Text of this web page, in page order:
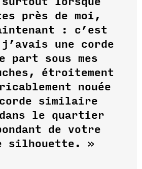
lorsque
près de moi,
: c’est
j’avais une corde
part sous mes
étroitement
nouée
similaire
le quartier
de votre
silhouette. »